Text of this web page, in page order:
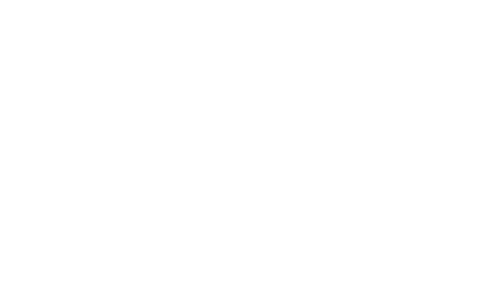
stravy s obsahem vitaminů C, D a vysoké